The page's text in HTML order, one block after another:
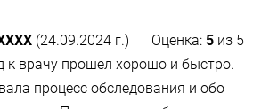
(24.09.2024 г.) Оценка: 5 из 5
к врачу прошел хорошо и быстро.
процесс обследования и обо